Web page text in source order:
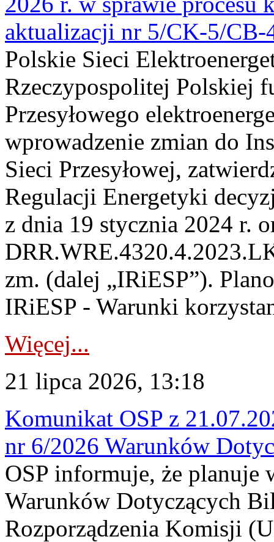
aktualizacji nr 5/CK-5/CB-
Polskie Sieci
Rzeczypospolitej Polskiej
Przesyłowego
wprowadzenie zmian do
Sieci Przesyłowej,
Regulacji Energetyki
z dnia 19 stycznia 2024 r.
zm. (dalej „IRiESP”).
IRiESP - Warunki
Więcej...
21 lipca 2026, 13:18
Komunikat OSP z
nr 6/2026 Warunków
OSP informuje, że planuje
Warunków Dotyczących
Rozporządzenia Komisji